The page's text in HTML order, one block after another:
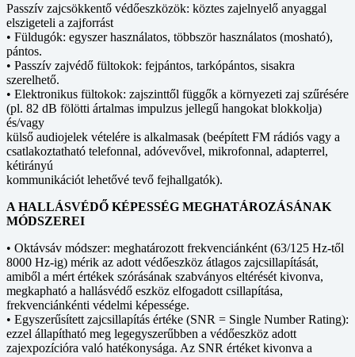
Passzív zajcsökkentő védőeszközök: köztes zajelnyelő anyaggal
elszigeteli a zajforrást
• Füldugók: egyszer használatos, többször használatos (mosható),
pántos.
• Passzív zajvédő fültokok: fejpántos, tarkópántos, sisakra
szerelhető.
• Elektronikus fültokok: zajszinttől függők a környezeti zaj szűrésére
(pl. 82 dB fölötti ártalmas impulzus jellegű hangokat blokkolja)
és/vagy
külső audiojelek vételére is alkalmasak (beépített FM rádiós vagy a
csatlakoztatható telefonnal, adóvevővel, mikrofonnal, adapterrel,
kétirányú
kommunikációt lehetővé tevő fejhallgatók).
A HALLÁSVÉDŐ KÉPESSÉG MEGHATÁROZÁSÁNAK
MÓDSZEREI
• Oktávsáv módszer: meghatározott frekvenciánként (63/125 Hz-től
8000 Hz-ig) mérik az adott védőeszköz átlagos zajcsillapítását,
amiből a mért értékek szórásának szabványos eltérését kivonva,
megkapható a hallásvédő eszköz elfogadott csillapítása,
frekvenciánkénti védelmi képessége.
• Egyszerűsített zajcsillapítás értéke (SNR = Single Number Rating):
ezzel állapítható meg legegyszerűbben a védőeszköz adott
zajexpozícióra való hatékonysága. Az SNR értéket kivonva a